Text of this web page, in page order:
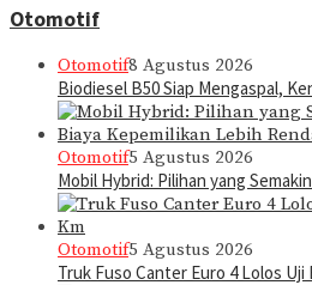
Otomotif
Otomotif8 Agustus 2026
Biodiesel B50 Siap Mengaspal,
Otomotif5 Agustus 2026
Mobil Hybrid: Pilihan yang
Otomotif5 Agustus 2026
Truk Fuso Canter Euro 4 Lolos